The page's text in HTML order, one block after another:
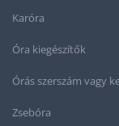
Karóra
Óra kiegészítők
Órás szerszám vagy
Zsebóra